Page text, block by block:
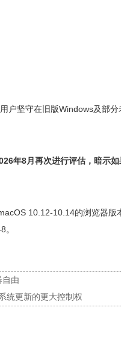
户坚守在旧版Windows及部
年8月再次进行评估，暗示
10.12-10.14的浏览器
自由
统更新的更大控制权